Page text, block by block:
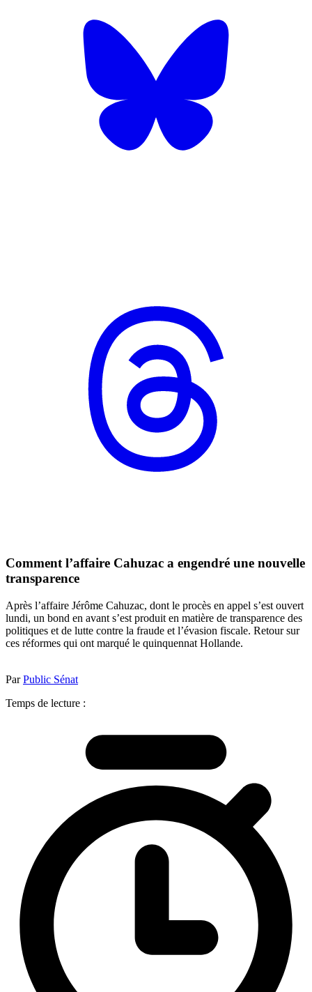
Comment l’affaire Cahuzac a engendré une nouvelle
transparence
Après l’affaire Jérôme Cahuzac, dont le procès en appel s’est ouvert
lundi, un bond en avant s’est produit en matière de transparence des
politiques et de lutte contre la fraude et l’évasion fiscale. Retour sur
ces réformes qui ont marqué le quinquennat Hollande.
ParPublic Sénat
Temps de lecture :